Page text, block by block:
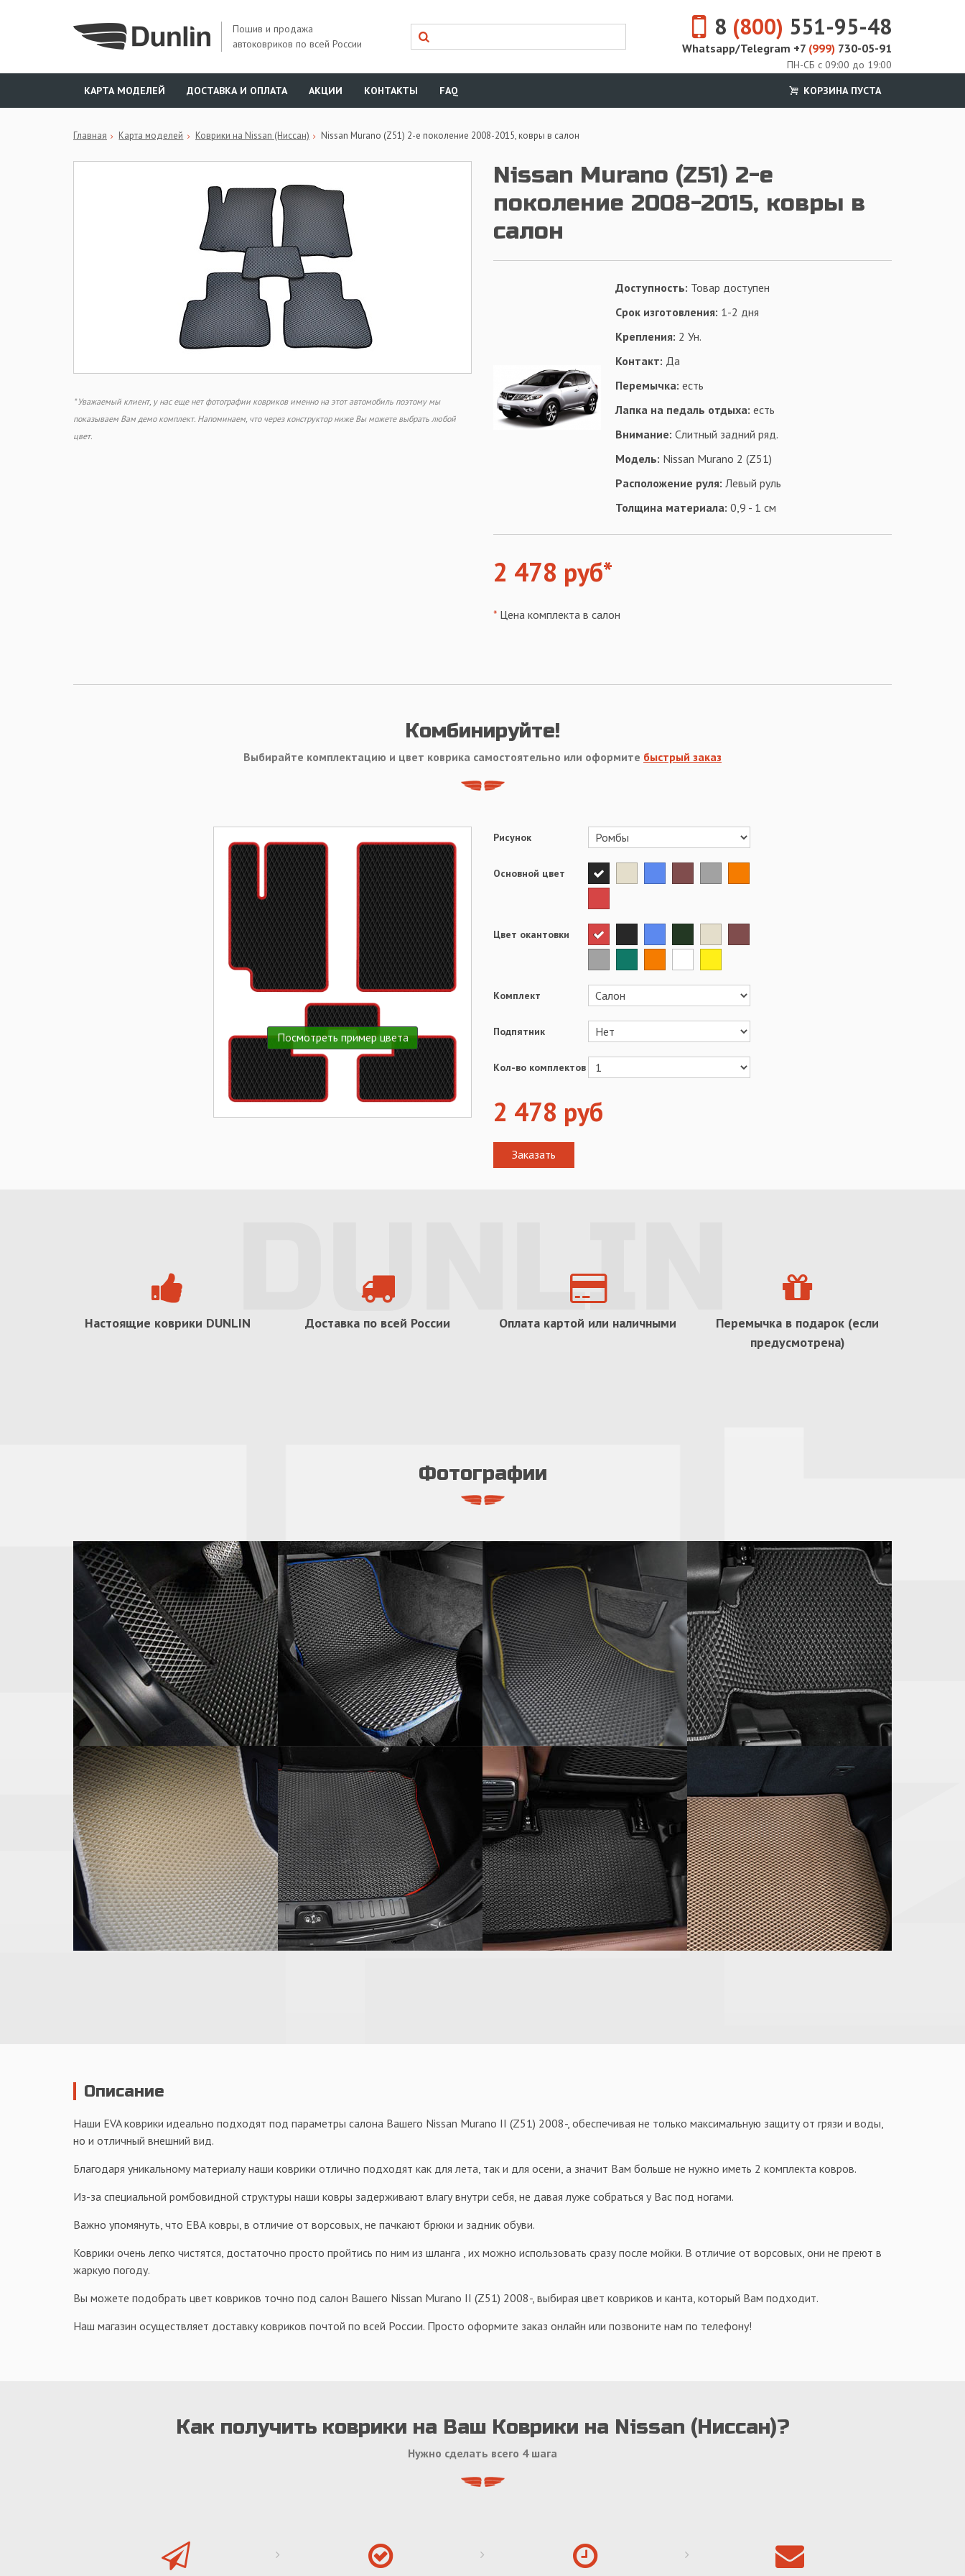
Пошив и продажа
автоковриков по всей России
8 (800) 551-95-48
Whatsapp/Telegram +7 (999) 730-05-91
ПН-СБ с 09:00 до 19:00
КАРТА МОДЕЛЕЙ
ДОСТАВКА И ОПЛАТА АКЦИИ КОНТАКТЫ FAQ КОРЗИНА ПУСТА
Главная Карта моделей Коврики на Nissan (Ниссан) Nissan Murano (Z51) 2-е поколение 2008-2015, ковры в салон
Nissan Murano (Z51) 2-е
поколение 2008-2015, ковры в
салон
* Уважаемый клиент, у нас еще нет фотографии ковриков именно на этот автомобиль поэтому мы
показываем Вам демо комплект. Напоминаем, что через конструктор ниже Вы можете выбрать любой
цвет.
Доступность: Товар доступен
Срок изготовления: 1-2 дня
Крепления: 2 Ун.
Контакт: Да
Перемычка: есть
Лапка на педаль отдыха: есть
Внимание: Слитный задний ряд.
Модель: Nissan Murano 2 (Z51)
Расположение руля: Левый руль
Толщина материала: 0,9 - 1 см
2 478 руб*
* Цена комплекта в салон
Комбинируйте!
Выбирайте комплектацию и цвет коврика самостоятельно или оформите быстрый заказ
Посмотреть пример цвета
Рисунок
Основной цвет
Цвет окантовки
Комплект
Подпятник
Кол-во комплектов
2 478 руб
Настоящие коврики DUNLIN Доставка по всей России Оплата картой или наличными
Перемычка в подарок (если
предусмотрена)
Фотографии
Описание
Наши EVA коврики идеально подходят под параметры салона Вашего Nissan Murano II (Z51) 2008-, обеспечивая не только максимальную защиту от грязи и воды,
но и отличный внешний вид.
Благодаря уникальному материалу наши коврики отлично подходят как для лета, так и для осени, а значит Вам больше не нужно иметь 2 комплекта ковров.
Из-за специальной ромбовидной структуры наши ковры задерживают влагу внутри себя, не давая луже собраться у Вас под ногами.
Важно упомянуть, что ЕВА ковры, в отличие от ворсовых, не пачкают брюки и задник обуви.
Коврики очень легко чистятся, достаточно просто пройтись по ним из шланга , их можно использовать сразу после мойки. В отличие от ворсовых, они не преют в
жаркую погоду.
Вы можете подобрать цвет ковриков точно под салон Вашего Nissan Murano II (Z51) 2008-, выбирая цвет ковриков и канта, который Вам подходит.
Наш магазин осуществляет доставку ковриков почтой по всей России. Просто оформите заказ онлайн или позвоните нам по телефону!
Как получить коврики на Ваш Коврики на Nissan (Ниссан)?
Нужно сделать всего 4 шага